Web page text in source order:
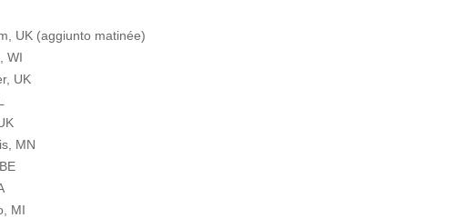
UK (aggiunto matinée)
WI
UK
MN
MI